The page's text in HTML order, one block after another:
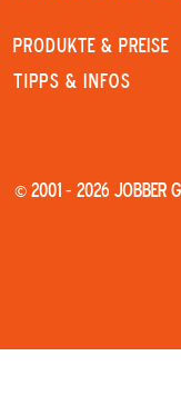
PRODUKTE & PREISE
Tipps & Infos
© 2001 - 2026